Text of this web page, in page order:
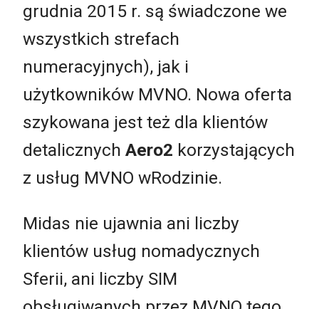
grudnia 2015 r. są świadczone we
wszystkich strefach
numeracyjnych), jak i
użytkowników MVNO. Nowa oferta
szykowana jest też dla klientów
detalicznych Aero2 korzystających
z usług MVNO wRodzinie.
Midas nie ujawnia ani liczby
klientów usług nomadycznych
Sferii, ani liczby SIM